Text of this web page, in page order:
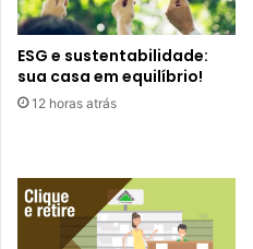
ESG e sustentabilidade:
sua casa em equilíbrio!
12 horas atrás